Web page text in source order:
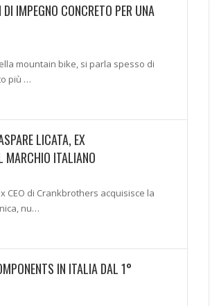
IMPEGNO CONCRETO PER UNA
mountain bike, si parla spesso di
più …
LICATA, EX
MARCHIO ITALIANO
CEO di Crankbrothers acquisisce la
nu…
IN ITALIA DAL 1°